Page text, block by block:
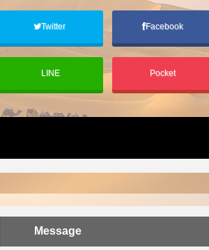
Twitter Facebook
LINE Pocket
Message